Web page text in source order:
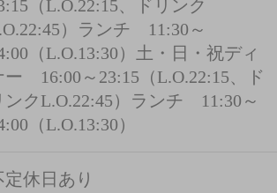
（L.O.22:15、ドリンク
）ランチ 11:30～
（L.O.13:30）土・日・祝ディ
ー 16:00～23:15（L.O.22:15、ド
ンクL.O.22:45）ランチ 11:30～
（L.O.13:30）
定休日あり